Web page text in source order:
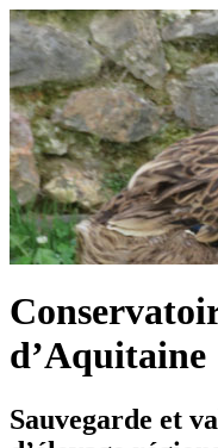
d’Aquitaine
Sauvegarde et